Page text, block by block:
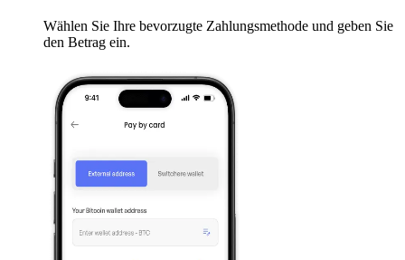
Wählen Sie Ihre bevorzugte Zahlungsmethode und geben Sie
den Betrag ein.